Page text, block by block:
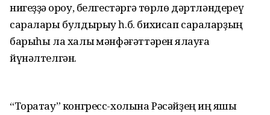
нигеҙҙә ҡороу, белгестәргә төрлө дәртләндереү
саралары булдырыу һ.б. бихисап сараларҙың
барыһы ла халыҡ мәнфәғәттәрен яҡлауға
йүнәлтелгән.
“Торатау” конгресс-холына Рәсәйҙең иң яҡшы